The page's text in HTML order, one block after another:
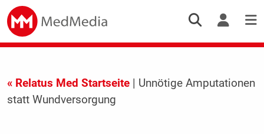
« Relatus Med Startseite| Unnötige Amputationen
statt Wundversorgung